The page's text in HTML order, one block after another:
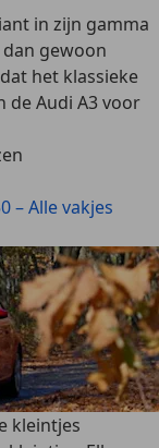
in zijn gamma
dan gewoon
het klassieke
de Audi A3 voor
– Alle vakjes
kleintjes